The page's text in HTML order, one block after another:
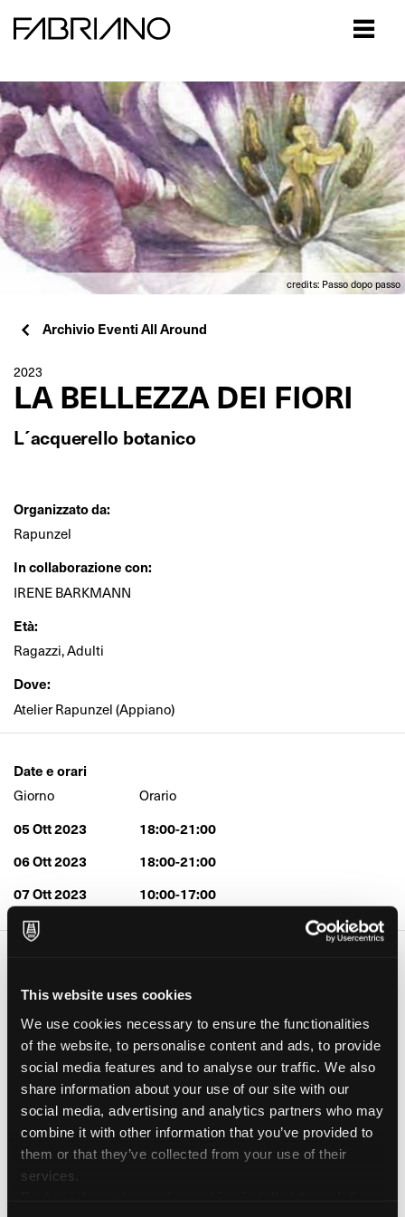
This website uses cookies
We use cookies necessary to ensure the functionalities
of the website, to personalise content and ads, to provide
social media features and to analyse our traffic. We also
share information about your use of our site with our
social media, advertising and analytics partners who may
combine it with other information that you’ve provided to
them or that they’ve collected from your use of their
services.
credits: Passo dopo passo
Archivio Eventi All Around
2023
LA BELLEZZA DEI FIORI
L´acquerello botanico
Organizzato da:
Rapunzel
In collaborazione con:
IRENE BARKMANN
Età:
Ragazzi, Adulti
Dove:
Atelier Rapunzel (Appiano)
Date e orari
Giorno Orario
05 Ott 2023
18:00-21:00
06 Ott 2023
18:00-21:00
07 Ott 2023
10:00-17:00
disegno e l’acquerello può essere creato.
Il corso si concentrerà sulla miscelazione dei colori, la
composizione, la tecnica bagnato su bagnato, le velature, il
disegno e un po’ di botanica.
Ognuno sarà istruito in base alle proprie capacità, quindi
nessuna esitazione sia per i principianti che per i più esperti.
CONTATTA L'ORGANIZZATORE